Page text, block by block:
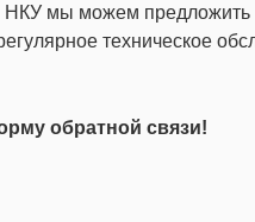
НКУ мы можем предложить
техническое
обратной связи!